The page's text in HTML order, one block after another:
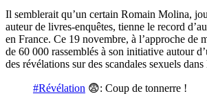
Il semblerait qu’un certain Romain Molina,
auteur de livres-enquêtes, tienne le record
en France. Ce 19 novembre, à l’approche de
de 60 000 rassemblés à son initiative autour
des révélations sur des scandales sexuels
#Révélation 😨: Coup de tonnerre !